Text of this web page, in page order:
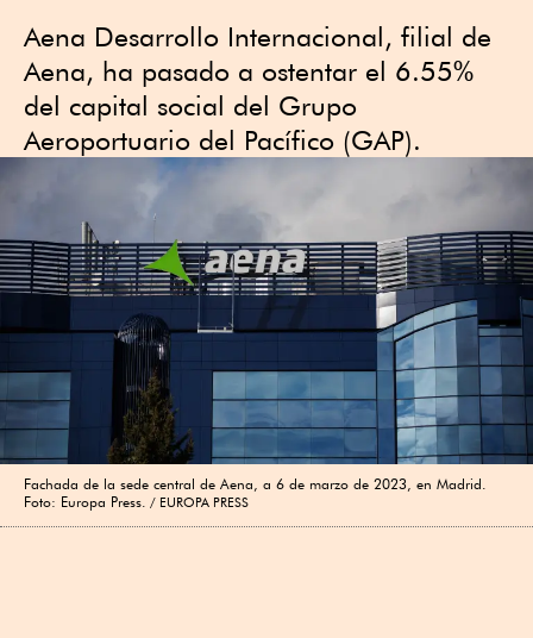
Aena Desarrollo Internacional, filial de
Aena, ha pasado a ostentar el 6.55%
del capital social del Grupo
Aeroportuario del Pacífico (GAP).
Fachada de la sede central de Aena, a 6 de marzo de 2023, en Madrid.
Foto: Europa Press.
EUROPA PRESS